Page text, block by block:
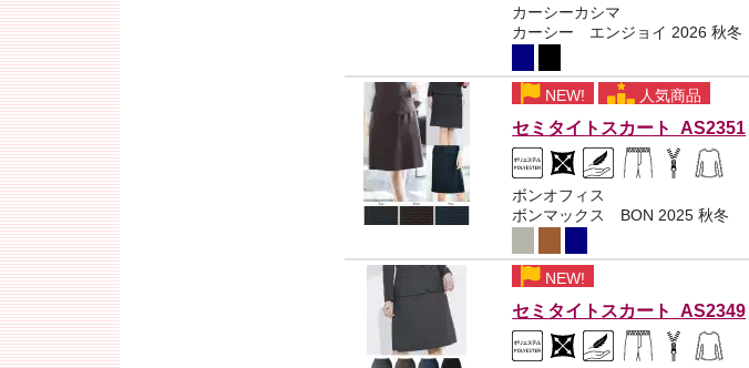
カーシーカシマ
カーシー エンジョイ 2026 秋冬
NEW! 人気商品
セミタイトスカート AS2351
ボンオフィス
ボンマックス BON 2025 秋冬
NEW!
セミタイトスカート AS2349